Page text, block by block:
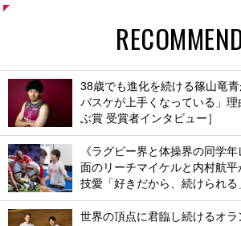
38歳でも進化を続ける篠山竜
バスケが上手くなっている」
ぶ賞 受賞者インタビュー］
《ラグビー界と体操界の同学
面のリーチマイケルと内村航
技愛「好きだから、続けられる
世界の頂点に君臨し続けるオ